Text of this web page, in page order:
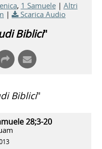
, 1 Samuele| Altri
| Scarica Audio
Biblici"
Biblici"
28;3-20